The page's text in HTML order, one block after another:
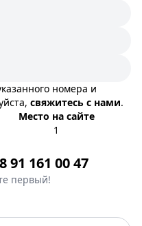
номера и
свяжитесь с нами.
Место на сайте
1
161 00 47
первый!